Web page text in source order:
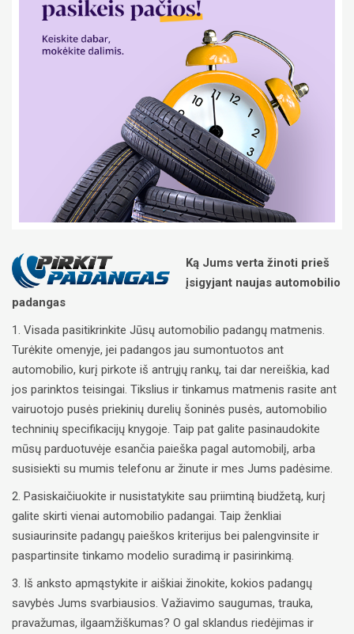
Ką Jums verta žinoti prieš
įsigyjant naujas automobilio
padangas
1. Visada pasitikrinkite Jūsų automobilio padangų matmenis.
Turėkite omenyje, jei padangos jau sumontuotos ant
automobilio, kurį pirkote iš antrųjų rankų, tai dar nereiškia, kad
jos parinktos teisingai. Tikslius ir tinkamus matmenis rasite ant
vairuotojo pusės priekinių durelių šoninės pusės, automobilio
techninių specifikacijų knygoje. Taip pat galite pasinaudokite
mūsų parduotuvėje esančia paieška pagal automobilį, arba
susisiekti su mumis telefonu ar žinute ir mes Jums padėsime.
2. Pasiskaičiuokite ir nusistatykite sau priimtiną biudžetą, kurį
galite skirti vienai automobilio padangai. Taip ženkliai
susiaurinsite padangų paieškos kriterijus bei palengvinsite ir
paspartinsite tinkamo modelio suradimą ir pasirinkimą.
3. Iš anksto apmąstykite ir aiškiai žinokite, kokios padangų
savybės Jums svarbiausios. Važiavimo saugumas, trauka,
pravažumas, ilgaamžiškumas? O gal sklandus riedėjimas ir